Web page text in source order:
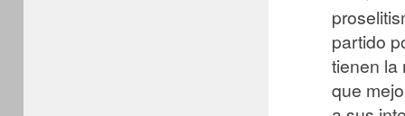
partido
tienen la
que